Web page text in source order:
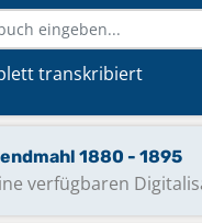
transkribiert
1871 - 1880
verfügbaren
1880 - 1895
verfügbaren